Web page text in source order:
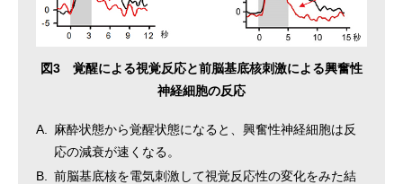
図3 覚醒による視覚反応と前脳基底核刺激による興奮性
神経細胞の反応
A.
麻酔状態から覚醒状態になると、興奮性神経細胞は反
応の減衰が速くなる。
B.
前脳基底核を電気刺激して視覚反応性の変化をみた結